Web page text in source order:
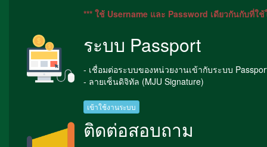
*** ใช้ Username และ Password เดียวกันกับที่ใ
ระบบ Passport
- เชื่อมต่อระบบของหน่วยงานเข้ากับระบบ
- ลายเซ็นดิจิทัล (MJU Signature)
เข้าใช้งานระบบ
ติดต่อสอบถาม